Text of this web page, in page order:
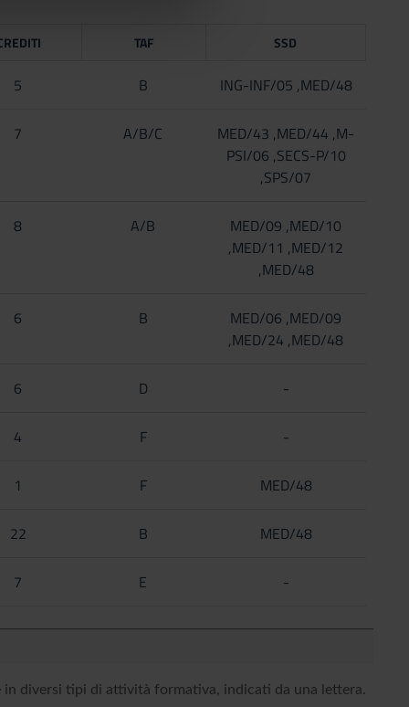
TAF SSD
5 B ING-INF/05 ,MED/48
7 A/B/C
MED/43 ,MED/44 ,M-
PSI/06 ,SECS-P/10
,SPS/07
8 A/B
MED/09 ,MED/10
,MED/11 ,MED/12
,MED/48
6 B
MED/06 ,MED/09
,MED/24 ,MED/48
6 D -
4 F -
1 F MED/48
22 B MED/48
7 E -
in diversi tipi di attività formativa, indicati da una lettera.